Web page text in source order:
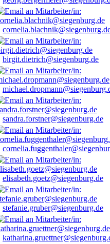
birgit.dietrich@siegenburg.de
sandra.forstner@siegenburg.de
elisabeth.goetz@siegenburg.de
stefanie.gruber@siegenburg.de